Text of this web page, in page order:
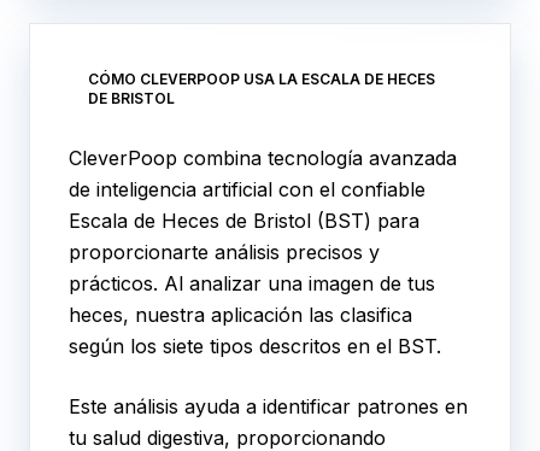
CÓMO CLEVERPOOP USA LA ESCALA DE HECES
DE BRISTOL
CleverPoop combina tecnología avanzada
de inteligencia artificial con el confiable
Escala de Heces de Bristol (BST) para
proporcionarte análisis precisos y
prácticos. Al analizar una imagen de tus
heces, nuestra aplicación las clasifica
según los siete tipos descritos en el BST.
Este análisis ayuda a identificar patrones en
tu salud digestiva, proporcionando